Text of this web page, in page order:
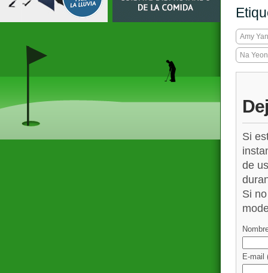
Amy
Na
Si
de
Si
E-mail